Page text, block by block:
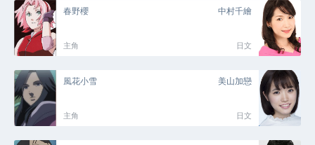
春野櫻 中村千繪
主角 日文
風花小雪 美山加戀
主角 日文